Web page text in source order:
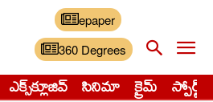
epaper
360 Degrees
ఎక్స్‌క్లూజివ్‌ సినిమా క్రైమ్ స్పోర్ట్స్